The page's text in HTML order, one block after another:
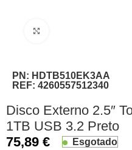
PN: HDTB510EK3AA
REF:4260557512340
Disco Externo 2.5″
1TB USB 3.2 Preto
75,89€ Esgotado